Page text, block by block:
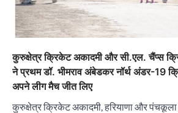
कुरुक्षेत्र क्रिकेट अकादमी और सी.एल. चैंप्स
ने प्रथम डॉ. भीमराव अंबेडकर नॉर्थ अंडर-19
अपने लीग मैच जीत लिए
कुरुक्षेत्र क्रिकेट अकादमी, हरियाणा और